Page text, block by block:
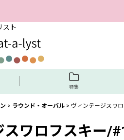
スト
特集
> ラウンド・オーバル > ヴィンテージスワ
スワロフスキー/